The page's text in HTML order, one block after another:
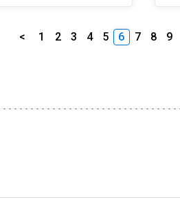
< 1 2 3 4 5 6 7 8 9